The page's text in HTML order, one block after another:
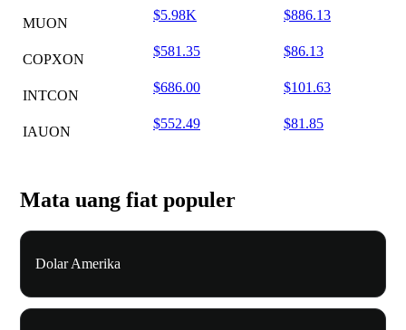
MUON
$5.98K $886.13
COPXON
$581.35 $86.13
INTCON
$686.00 $101.63
IAUON
$552.49 $81.85
Mata uang fiat populer
Dolar Amerika